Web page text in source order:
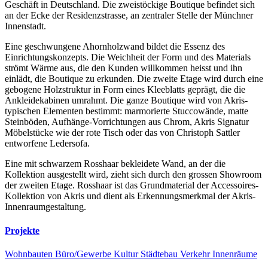
Geschäft in Deutschland. Die zweistöckige Boutique befindet sich
an der Ecke der Residenzstrasse, an zentraler Stelle der Münchner
Innenstadt.
Eine geschwungene Ahornholzwand bildet die Essenz des
Einrichtungskonzepts. Die Weichheit der Form und des Materials
strömt Wärme aus, die den Kunden willkommen heisst und ihn
einlädt, die Boutique zu erkunden. Die zweite Etage wird durch eine
gebogene Holzstruktur in Form eines Kleeblatts geprägt, die die
Ankleidekabinen umrahmt. Die ganze Boutique wird von Akris-
typischen Elementen bestimmt: marmorierte Stuccowände, matte
Steinböden, Aufhänge-Vorrichtungen aus Chrom, Akris Signatur
Möbelstücke wie der rote Tisch oder das von Christoph Sattler
entworfene Ledersofa.
Eine mit schwarzem Rosshaar bekleidete Wand, an der die
Kollektion ausgestellt wird, zieht sich durch den grossen Showroom
der zweiten Etage. Rosshaar ist das Grundmaterial der Accessoires-
Kollektion von Akris und dient als Erkennungsmerkmal der Akris-
Innenraumgestaltung.
Projekte
Wohnbauten Büro/Gewerbe Kultur Städtebau VerkehrInnenräume